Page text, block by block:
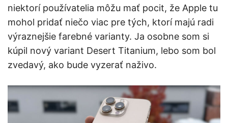
niektorí používatelia môžu mať pocit, že Apple tu
mohol pridať niečo viac pre tých, ktorí majú radi
výraznejšie farebné varianty. Ja osobne som si
kúpil nový variant Desert Titanium, lebo som bol
zvedavý, ako bude vyzerať naživo.